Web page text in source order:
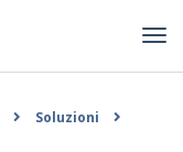
Soluzioni